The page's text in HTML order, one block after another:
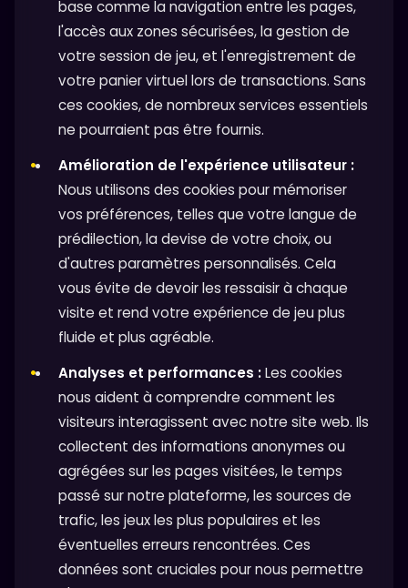
base comme la navigation entre les pages,
l'accès aux zones sécurisées, la gestion de
votre session de jeu, et l'enregistrement de
votre panier virtuel lors de transactions. Sans
ces cookies, de nombreux services essentiels
ne pourraient pas être fournis.
Amélioration de l'expérience utilisateur :
Nous utilisons des cookies pour mémoriser
vos préférences, telles que votre langue de
prédilection, la devise de votre choix, ou
d'autres paramètres personnalisés. Cela
vous évite de devoir les ressaisir à chaque
visite et rend votre expérience de jeu plus
fluide et plus agréable.
Analyses et performances :Les cookies
nous aident à comprendre comment les
visiteurs interagissent avec notre site web. Ils
collectent des informations anonymes ou
agrégées sur les pages visitées, le temps
passé sur notre plateforme, les sources de
trafic, les jeux les plus populaires et les
éventuelles erreurs rencontrées. Ces
données sont cruciales pour nous permettre